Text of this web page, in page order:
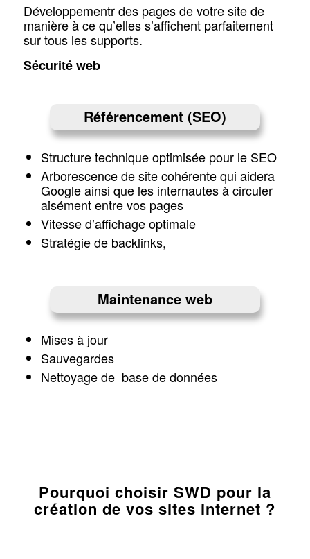
Développementr des pages de votre site de
manière à ce qu’elles s’affichent parfaitement
sur tous les supports.
Sécurité web
Référencement (SEO)
Structure technique optimisée pour le SEO
Arborescence de site cohérente qui aidera
Google ainsi que les internautes à circuler
aisément entre vos pages
Vitesse d’affichage optimale
Stratégie de backlinks,
Maintenance web
Mises à jour
Sauvegardes
Nettoyage de base de données
Pourquoi choisir SWD pour la
création de vos sites internet ?